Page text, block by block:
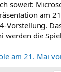
soweit:
am
Vorstellung.
werden die
am 21. Mai